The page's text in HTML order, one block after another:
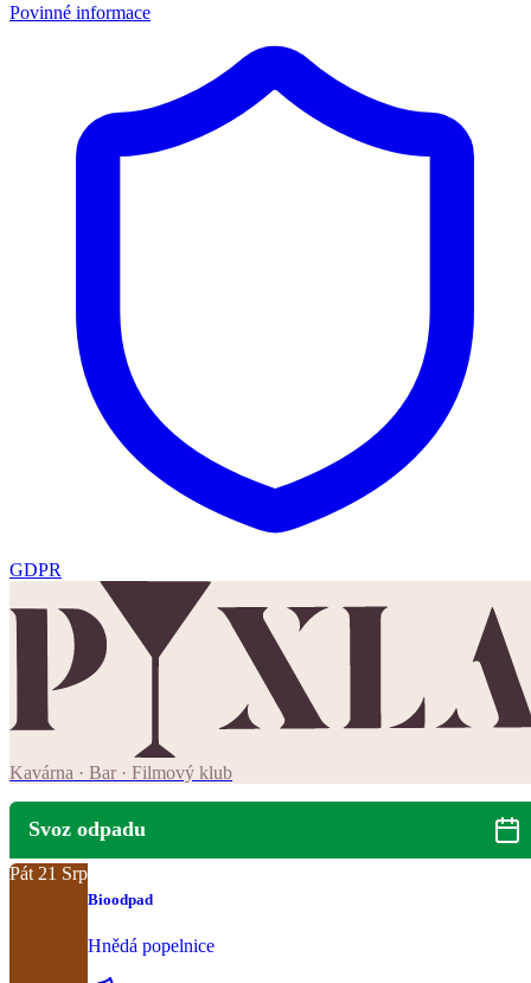
Povinné informace
GDPR
Kavárna · Bar · Filmový klub
Svoz odpadu
Pát 21 Srp
Bioodpad
Hnědá popelnice